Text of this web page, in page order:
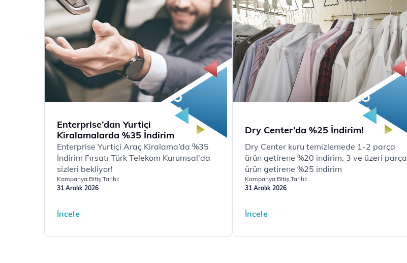
Enterprise’dan Yurtiçi
Kiralamalarda %35 İndirim
Enterprise Yurtiçi Araç Kiralama’da %35
İndirim Fırsatı Türk Telekom Kurumsal'da
sizleri bekliyor!​​​​​​​​
Kampanya Bitiş Tarihi:
31 Aralık 2026
İncele
%35
indirim
Dry Center’da %25 İndirim!
Dry Center kuru temizlemede 1-2 parça
ürün getirene %20 indirim, 3 ve üzeri parça
ürün getirene %25 indirim
Kampanya Bitiş Tarihi:
31 Aralık 2026
İncele
25
indirim